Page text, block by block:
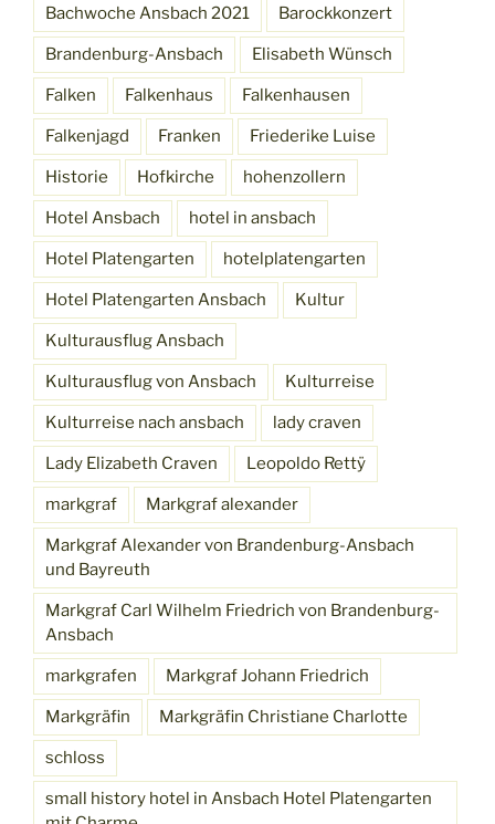
Bachwoche Ansbach 2021 Barockkonzert
Brandenburg-Ansbach Elisabeth Wünsch
Falken Falkenhaus Falkenhausen
Falkenjagd Franken Friederike Luise
Historie Hofkirche hohenzollern
Hotel Ansbach hotel in ansbach
Hotel Platengarten hotelplatengarten
Hotel Platengarten Ansbach Kultur
Kulturausflug Ansbach
Kulturausflug von Ansbach Kulturreise
Kulturreise nach ansbach lady craven
Lady Elizabeth Craven Leopoldo Rettÿ
markgraf Markgraf alexander
Markgraf Alexander von Brandenburg-Ansbach
und Bayreuth
Markgraf Carl Wilhelm Friedrich von Brandenburg-
Ansbach
markgrafen Markgraf Johann Friedrich
Markgräfin Markgräfin Christiane Charlotte
schloss
small history hotel in Ansbach Hotel Platengarten